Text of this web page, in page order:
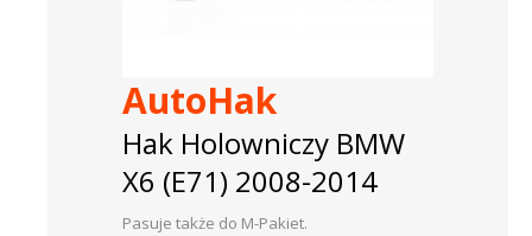
AutoHak
Hak Holowniczy BMW
X6 (E71) 2008-2014
Pasuje także do M-Pakiet.